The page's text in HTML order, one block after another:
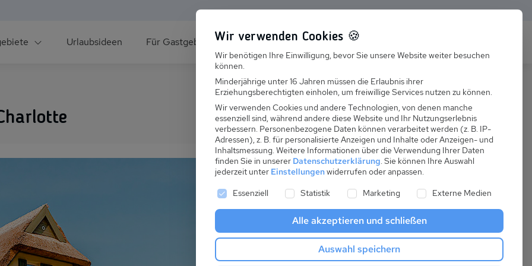
Suchen
im Winter
Skiurlaub
Urlaubsideen Für Gastgeber Über uns Karriere
Ausbildung
ab
pro Nacht
Anreise
Wir verwenden Cookies 🍪
Wir benötigen Ihre Einwilligung, bevor Sie unsere Website weiter besuchen
können.
Minderjährige unter 16 Jahren müssen die Erlaubnis ihrer
Erziehungsberechtigten einholen, um freiwillige Services nutzen zu können.
Wir verwenden Cookies und andere Technologien, von denen manche
essenziell sind, während andere diese Website und Ihr Nutzungserlebnis
verbessern. Personenbezogene Daten können verarbeitet werden (z. B. IP-
Adressen), z. B. für personalisierte Anzeigen und Inhalte oder Anzeigen- und
Inhaltsmessung. Weitere Informationen über die Verwendung Ihrer Daten
finden Sie in unserer Datenschutzerklärung. Sie können Ihre Auswahl
jederzeit unter Einstellungenwiderrufen oder anpassen.
Es folgt eine Liste der Service-Gruppen, für die eine Einwilligung
Essenziell Statistik Marketing Externe Medien
Alle akzeptieren und schließen
Auswahl speichern